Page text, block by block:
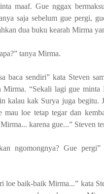
maaf. Gue nggax
saja sebelum gue pergi,
dua buku kearah Mirma
tanya Mirma.
baca sendiri” kata Steven
Mirma. “Sekali lagi gue
kalau kak Surya juga begitu.
mau loe tetap tegar dan
karena gue...” Steven
ngomongnya? Gue
loe baik-baik Mirma...” kata